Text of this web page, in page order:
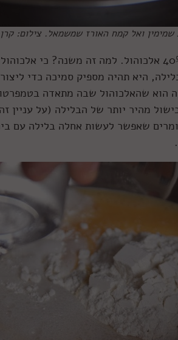
ואל קמח האורז שמשמאל. צילום: קרן
3. הוא כולל גם וודקה – שמכילה 40% אלכוהול. למה
היא תהיה מספיק סמיכה כדי ליצור
מהיר יותר של הבלילה (על עניין
שאפשר לעשות אחלה בלילה עם